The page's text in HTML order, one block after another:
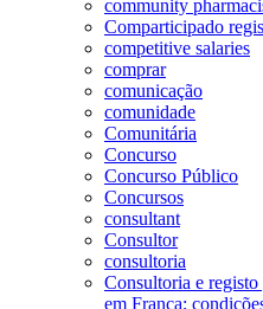
community
Comparticipado
competitive salaries
comprar
comunicação
comunidade
Comunitária
Concurso
Concurso Público
Concursos
consultant
Consultor
consultoria
Consultoria e
em França;